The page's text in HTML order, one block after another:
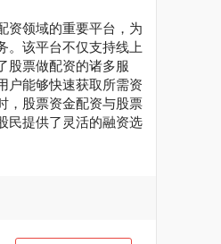
资领域的重要平台，为
。该平台不仅支持线上
股票做配资的诸多服
户能够快速获取所需资
，股票资金配资与股票
民提供了灵活的融资选